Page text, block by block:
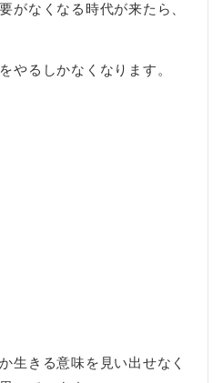
がなくなる時代が来たら、
やるしかなくなります。
生きる意味を見い出せなく